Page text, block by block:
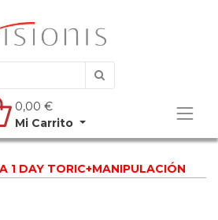
0,00 €
Mi Carrito
1 DAY TORIC+MANIPULACIÓN